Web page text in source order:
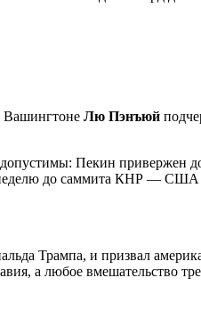
Вашингтоне Лю Пэнъюй
Пекин привержен
до саммита КНР — США
Трампа, и призвал
а любое вмешательство